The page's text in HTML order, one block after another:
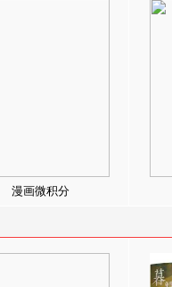
漫画微积分